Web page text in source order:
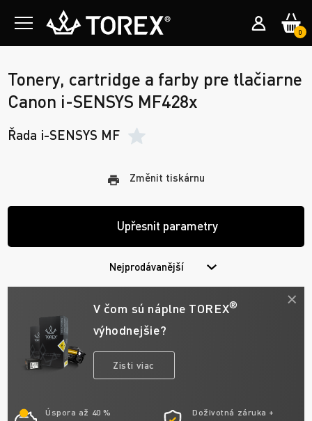
0
Tonery, cartridge a farby pre tlačiarne
Canon i-SENSYS MF428x
Řada i-SENSYS MF
Změnit tiskárnu
Upřesnit parametry
Nejprodávanější
V čom sú náplne TOREX®
výhodnejšie?
Zisti viac
Úspora až 40 %
Doživotná záruka +